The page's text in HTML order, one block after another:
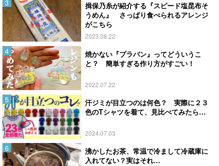
揖保乃糸が紹介する『スピード塩昆布そ
うめん』 さっぱり食べられるアレンジ
がこちら
2023.08.22
焼かない『プラバン』ってどういうこ
と？ 簡単すぎる作り方がすごい！
2022.07.22
汗ジミが目立つのは何色？ 実際に２３
色のTシャツを着て、見比べてみたら…
2024.07.03
沸かしたお茶、常温で冷まして冷蔵庫に
入れてない？実はそれ…